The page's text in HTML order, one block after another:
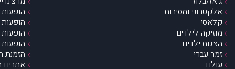
אלקטרוני ומסיבות
קלאסי
מוזיקה לילדים
הצגות ילדים
זמר עברי
עולם
הופעות
הזמנת
אתרים